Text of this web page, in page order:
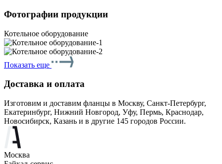
Фотографии продукции
Котельное оборудование
Показать еще
Доставка и оплата
Изготовим и доставим фланцы в Москву, Санкт-Петербург,
Екатеринбург, Нижний Новгород, Уфу, Пермь, Краснодар,
Новосибирск, Казань и в другие 145 городов России.
Москва